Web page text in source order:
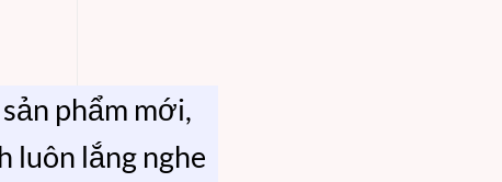
phẩm mới,
luôn lắng nghe